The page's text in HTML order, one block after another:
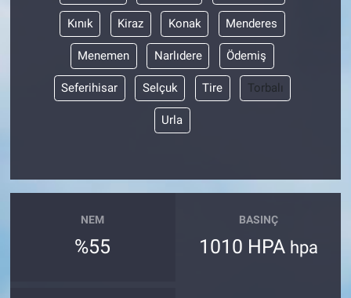
Kınık Kiraz Konak Menderes
Menemen Narlıdere Ödemiş
Seferihisar Selçuk Tire Torbalı
Urla
NEM
%55
BASINÇ
1010 HPA hpa